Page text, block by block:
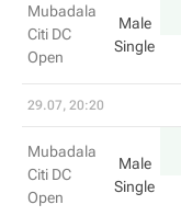
Mubadala
Citi DC
Open
Male
Single
29.07, 20:20
Mubadala
Citi DC
Open
Male
Single